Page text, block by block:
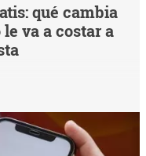
qué cambia
va a costar a